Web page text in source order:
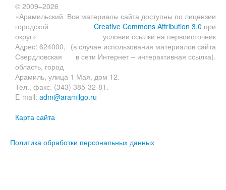
Все материалы сайта доступны по лицензии
Creative Commons Attribution 3.0 при
условии ссылки на первоисточник
(в случае использования материалов сайта
в сети Интернет – интерактивная ссылка).
© 2009–2026
«Арамильский
городской
округ»
Адрес: 624000,
Свердловская
область, город
Арамиль, улица 1 Мая, дом 12.
Тел., факс: (343) 385-32-81.
E-mail: adm@aramilgo.ru
Карта сайта
Политика обработки персональных данных